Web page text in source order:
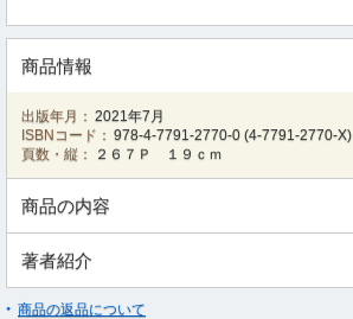
商品情報
出版年月： 2021年7月
ISBNコード： 978-4-7791-2770-0 (4-7791-2770-X)
頁数・縦：
２６７Ｐ １９ｃｍ
商品の内容
著者紹介
商品の返品について